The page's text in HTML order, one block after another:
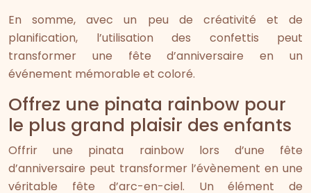
En somme, avec un peu de créativité et de
planification, l’utilisation des confettis peut
transformer une fête d’anniversaire en un
événement mémorable et coloré.
Offrez une pinata rainbow pour
le plus grand plaisir des enfants
Offrir une pinata rainbow lors d’une fête
d’anniversaire peut transformer l’évènement en une
véritable fête d’arc-en-ciel. Un élément de